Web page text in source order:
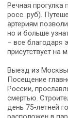
Речная прогулка
росс. руб).
артериям
но и больше
– все благодаря
присутствует на
Выезд из
Посещение
России,
смертью.
день 75-летней